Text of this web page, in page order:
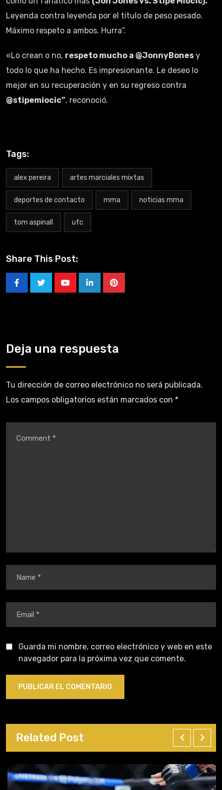
Leyenda contra leyenda por el título de peso pesado.
Máximo respeto a ambos. Hurra”.
«Lo crean o no, respeto mucho a @JonnyBones y
todo lo que ha hecho. Es impresionante. Le deseo lo
mejor en su recuperación y en su regreso contra
@stipemiocic”, reconoció.
Tags:
alex pereira artes marciales mixtas
deportes de contacto mma noticias mma
tom aspinall ufc
Share This Post:
Deja una respuesta
Tu dirección de correo electrónico no será publicada.
Los campos obligatorios están marcados con *
Guarda mi nombre, correo electrónico y web en este
navegador para la próxima vez que comente.
Related Post